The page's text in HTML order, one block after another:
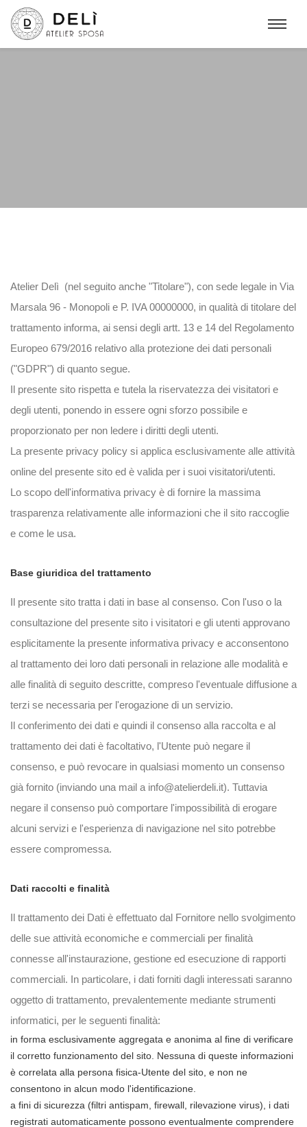
Atelier Delì (nel seguito anche "Titolare"), con sede legale in Via
Marsala 96 - Monopoli e P. IVA 00000000, in qualità di titolare del
trattamento informa, ai sensi degli artt. 13 e 14 del Regolamento
Europeo 679/2016 relativo alla protezione dei dati personali
("GDPR") di quanto segue.
Il presente sito rispetta e tutela la riservatezza dei visitatori e
degli utenti, ponendo in essere ogni sforzo possibile e
proporzionato per non ledere i diritti degli utenti.
La presente privacy policy si applica esclusivamente alle attività
online del presente sito ed è valida per i suoi visitatori/utenti.
Lo scopo dell'informativa privacy è di fornire la massima
trasparenza relativamente alle informazioni che il sito raccoglie
e come le usa.
Base giuridica del trattamento
Il presente sito tratta i dati in base al consenso. Con l'uso o la
consultazione del presente sito i visitatori e gli utenti approvano
esplicitamente la presente informativa privacy e acconsentono
al trattamento dei loro dati personali in relazione alle modalità e
alle finalità di seguito descritte, compreso l'eventuale diffusione a
terzi se necessaria per l'erogazione di un servizio.
Il conferimento dei dati e quindi il consenso alla raccolta e al
trattamento dei dati è facoltativo, l'Utente può negare il
consenso, e può revocare in qualsiasi momento un consenso
già fornito (inviando una mail a info@atelierdeli.it). Tuttavia
negare il consenso può comportare l'impossibilità di erogare
alcuni servizi e l'esperienza di navigazione nel sito potrebbe
essere compromessa.
Dati raccolti e finalità
Il trattamento dei Dati è effettuato dal Fornitore nello svolgimento
delle sue attività economiche e commerciali per finalità
connesse all'instaurazione, gestione ed esecuzione di rapporti
commerciali. In particolare, i dati forniti dagli interessati saranno
oggetto di trattamento, prevalentemente mediante strumenti
informatici, per le seguenti finalità:
in forma esclusivamente aggregata e anonima al fine di verificare
il corretto funzionamento del sito. Nessuna di queste informazioni
è correlata alla persona fisica-Utente del sito, e non ne
consentono in alcun modo l'identificazione.
a fini di sicurezza (filtri antispam, firewall, rilevazione virus), i dati
registrati automaticamente possono eventualmente comprendere